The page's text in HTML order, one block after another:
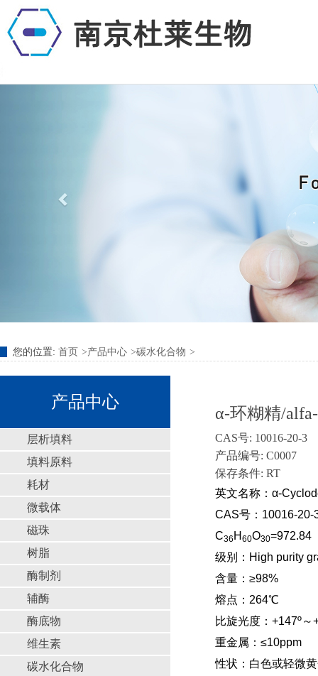
您的位置: 首页 产品中心 碳水化合物
产品中心
层析填料
填料原料
耗材
微载体
磁珠
树脂
酶制剂
辅酶
酶底物
维生素
碳水化合物
α-环糊精/
CAS号: 10016-20-3
产品编号: C0007
保存条件: RT
英文名称：α-
CAS号：10016-20-
C36 H 60O30=972.84
级别：High purity
含量：≥98%
熔点：264℃
比旋光度：+147º～
重金属：≤10ppm
性状：白色或轻微